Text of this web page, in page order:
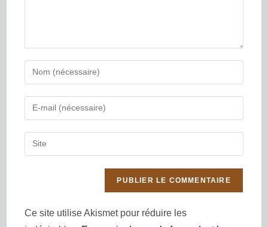
Ce site utilise Akismet pour réduire les